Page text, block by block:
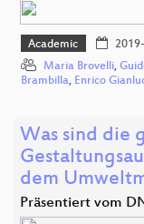
Academic
Maria Brovelli,
Brambilla, Enrico
Was sind die
dem
Präsentiert vom